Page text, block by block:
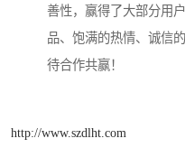
善性，赢得了大部分用
品、饱满的热情、诚信
待合作共赢！
http://www.szdlht.com